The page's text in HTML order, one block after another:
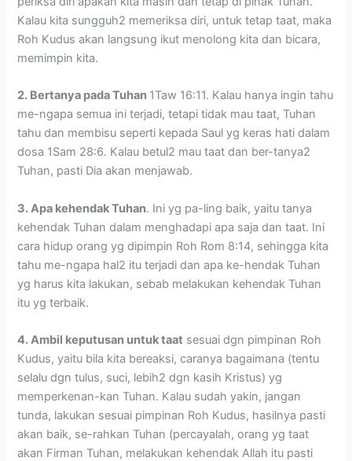
Kalau kita sungguh2 memeriksa diri, untuk tetap taat, maka
Roh Kudus akan langsung ikut menolong kita dan bicara,
memimpin kita.
2. Bertanya pada Tuhan 1Taw 16:11. Kalau hanya ingin tahu
me-ngapa semua ini terjadi, tetapi tidak mau taat, Tuhan
tahu dan membisu seperti kepada Saul yg keras hati dalam
dosa 1Sam 28:6. Kalau betul2 mau taat dan ber-tanya2
Tuhan, pasti Dia akan menjawab.
3. Apa kehendak Tuhan. Ini yg pa-ling baik, yaitu tanya
kehendak Tuhan dalam menghadapi apa saja dan taat. Ini
cara hidup orang yg dipimpin Roh Rom 8:14, sehingga kita
tahu me-ngapa hal2 itu terjadi dan apa ke-hendak Tuhan
yg harus kita lakukan, sebab melakukan kehendak Tuhan
itu yg terbaik.
4. Ambil keputusan untuk taat sesuai dgn pimpinan Roh
Kudus, yaitu bila kita bereaksi, caranya bagaimana (tentu
selalu dgn tulus, suci, lebih2 dgn kasih Kristus) yg
memperkenan-kan Tuhan. Kalau sudah yakin, jangan
tunda, lakukan sesuai pimpinan Roh Kudus, hasilnya pasti
akan baik, se-rahkan Tuhan (percayalah, orang yg taat
akan Firman Tuhan, melakukan kehendak Allah itu pasti